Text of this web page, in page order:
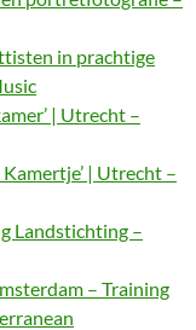
in prachtige
| Utrecht –
| Utrecht –
Landstichting –
– Training